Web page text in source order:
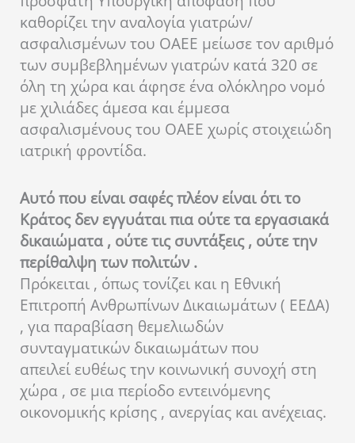
καθορίζει την αναλογία γιατρών/
ασφαλισμένων του ΟΑΕΕ μείωσε τον αριθμό
των συμβεβλημένων γιατρών κατά 320 σε
όλη τη χώρα και άφησε ένα ολόκληρο νομό
με χιλιάδες άμεσα και έμμεσα
ασφαλισμένους του ΟΑΕΕ χωρίς στοιχειώδη
ιατρική φροντίδα.
Αυτό που είναι σαφές πλέον είναι ότι το
Κράτος δεν εγγυάται πια ούτε τα εργασιακά
δικαιώματα , ούτε τις συντάξεις , ούτε την
περίθαλψη των πολιτών .
Πρόκειται , όπως τονίζει και η Εθνική
Επιτροπή Ανθρωπίνων Δικαιωμάτων ( ΕΕΔΑ)
, για παραβίαση θεμελιωδών
συνταγματικών δικαιωμάτων που
απειλεί ευθέως την κοινωνική συνοχή στη
χώρα , σε μια περίοδο εντεινόμενης
οικονομικής κρίσης , ανεργίας και ανέχειας.